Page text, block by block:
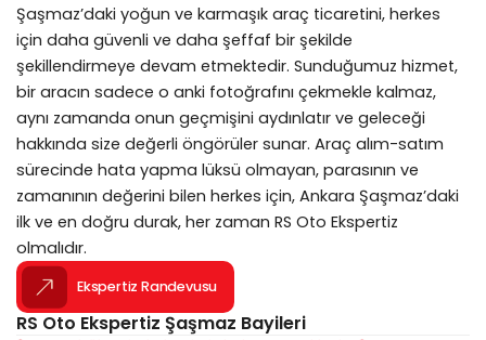
Şaşmaz’daki yoğun ve karmaşık araç ticaretini, herkes
için daha güvenli ve daha şeffaf bir şekilde
şekillendirmeye devam etmektedir. Sunduğumuz hizmet,
bir aracın sadece o anki fotoğrafını çekmekle kalmaz,
aynı zamanda onun geçmişini aydınlatır ve geleceği
hakkında size değerli öngörüler sunar. Araç alım-satım
sürecinde hata yapma lüksü olmayan, parasının ve
zamanının değerini bilen herkes için, Ankara Şaşmaz’daki
ilk ve en doğru durak, her zaman RS Oto Ekspertiz
olmalıdır.
Ekspertiz Randevusu
RS Oto Ekspertiz Şaşmaz Bayileri